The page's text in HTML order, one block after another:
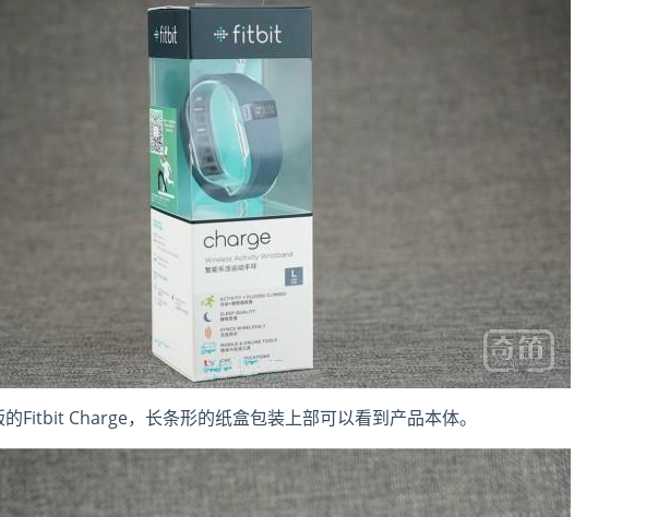
Fitbit Charge，长条形的纸盒包装上部可以看到产品本体。